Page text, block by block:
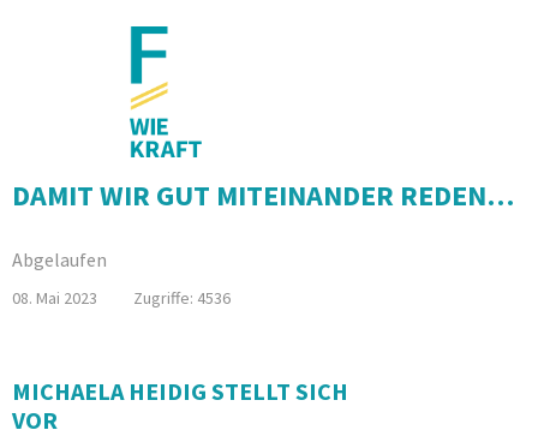
DAMIT WIR GUT MITEINANDER REDEN…
Abgelaufen
08. Mai 2023 Zugriffe: 4536
MICHAELA HEIDIG STELLT SICH
VOR